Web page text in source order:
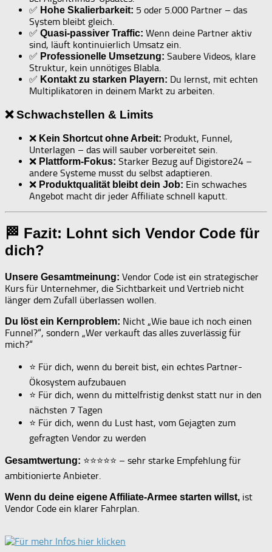
✅ Hohe Skalierbarkeit: 5 oder 5.000 Partner – das
System bleibt gleich.
✅ Quasi-passiver Traffic: Wenn deine Partner aktiv
sind, läuft kontinuierlich Umsatz ein.
✅ Professionelle Umsetzung: Saubere Videos, klare
Struktur, kein unnötiges Blabla.
✅ Kontakt zu starken Playern: Du lernst, mit echten
Multiplikatoren in deinem Markt zu arbeiten.
❌ Schwachstellen & Limits
❌ Kein Shortcut ohne Arbeit: Produkt, Funnel,
Unterlagen – das will sauber vorbereitet sein.
❌ Plattform-Fokus: Starker Bezug auf Digistore24 –
andere Systeme musst du selbst adaptieren.
❌ Produktqualität bleibt dein Job: Ein schwaches
Angebot macht dir jeder Affiliate schnell kaputt.
🏁 Fazit: Lohnt sich Vendor Code für
dich?
Unsere Gesamtmeinung: Vendor Code ist ein strategischer
Kurs für Unternehmer, die Sichtbarkeit und Vertrieb nicht
länger dem Zufall überlassen wollen.
Du löst ein Kernproblem: Nicht „Wie baue ich noch einen
Funnel?“, sondern „Wer verkauft das alles zuverlässig für
mich?“
⭐ Für dich, wenn du bereit bist, ein echtes Partner-
Ökosystem aufzubauen
⭐ Für dich, wenn du mittelfristig denkst statt nur in den
nächsten 7 Tagen
⭐ Für dich, wenn du Lust hast, vom Gejagten zum
gefragten Vendor zu werden
Gesamtwertung: ⭐️⭐️⭐️⭐️⭐️ – sehr starke Empfehlung für
ambitionierte Anbieter.
Wenn du deine eigene Affiliate-Armee starten willst, ist
Vendor Code ein klarer Fahrplan.